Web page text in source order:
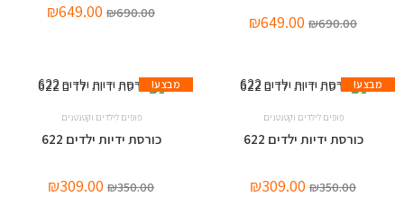
₪690.00
₪649.00
₪690.00
₪649.00
מבצע!
פופים לילדים וקטנטנים
כורסת ידיות ילדים 622
₪350.00
₪309.00
מבצע!
פופים לילדים וקטנטנים
כורסת ידיות ילדים 622
₪350.00
₪309.00